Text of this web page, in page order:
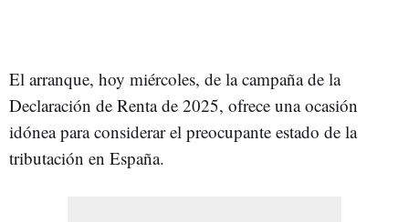
El arranque, hoy miércoles, de la campaña de la
Declaración de Renta de 2025, ofrece una ocasión
idónea para considerar el preocupante estado de la
tributación en España.